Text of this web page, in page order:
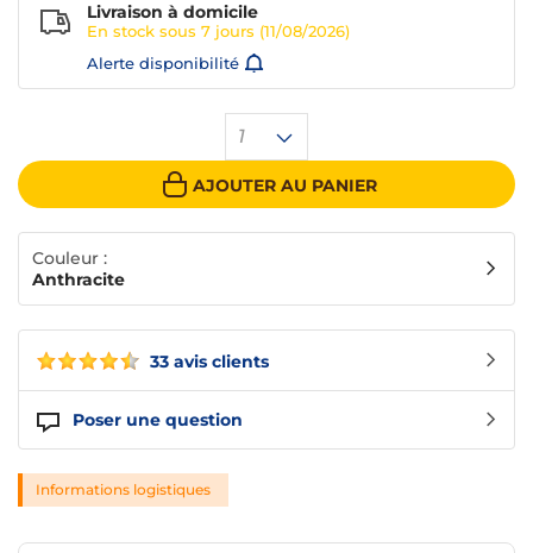
33 avis clients
Poser une question
1
AJOUTER AU PANIER
Livraison à domicile
En stock sous 7 jours (11/08/2026)
Alerte disponibilité
Couleur :
Anthracite
Informations logistiques